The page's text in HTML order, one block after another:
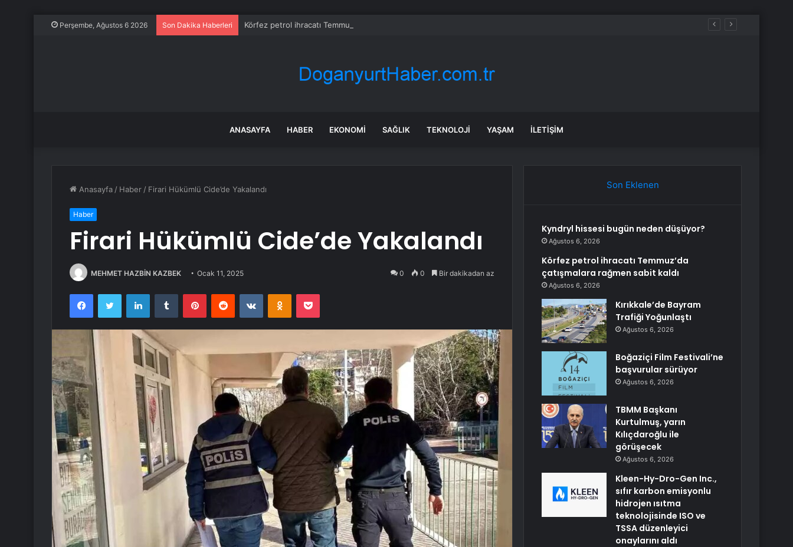
Perşembe, Ağustos 6 2026 Son Dakika Haberleri Körfez petrol ihracatı Temmuz’da çatışmalara rağmen sabit kaldı
ANASAYFA HABER EKONOMI SAĞLIK TEKNOLOJI YAŞAM İLETIŞIM
Anasayfa / Haber / Firari Hükümlü Cide’de Yakalandı
Haber
Firari Hükümlü Cide’de Yakalandı
MEHMET HAZBİN KAZBEK Ocak 11, 2025 0 0 Bir dakikadan az
FacebookTwitter LinkedInTumblr PinterestReddit VKontakteOdnoklassniki
Pocket
Son Eklenen
Kyndryl hissesi bugün neden düşüyor?
Ağustos 6, 2026
Körfez petrol ihracatı Temmuz’da
çatışmalara rağmen sabit kaldı
Ağustos 6, 2026
Kırıkkale’de Bayram
Trafiği Yoğunlaştı
Ağustos 6, 2026
Boğaziçi Film Festivali’ne
başvurular sürüyor
Ağustos 6, 2026
TBMM Başkanı
Kurtulmuş, yarın
Kılıçdaroğlu ile
görüşecek
Ağustos 6, 2026
Kleen-Hy-Dro-Gen Inc.,
sıfır karbon emisyonlu
hidrojen ısıtma
teknolojisinde ISO ve
TSSA düzenleyici
onaylarını aldı